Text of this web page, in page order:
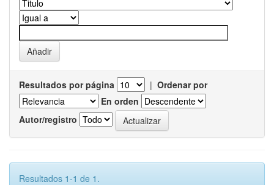
Resultados por página | Ordenar por
En orden
Autor/registro
Resultados 1-1 de 1.